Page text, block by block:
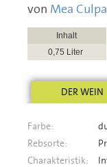
von Mea Culpa
Inhalt
0,75 Liter
DER WEIN
Farbe:
Rebsorte:
Charakteristik: